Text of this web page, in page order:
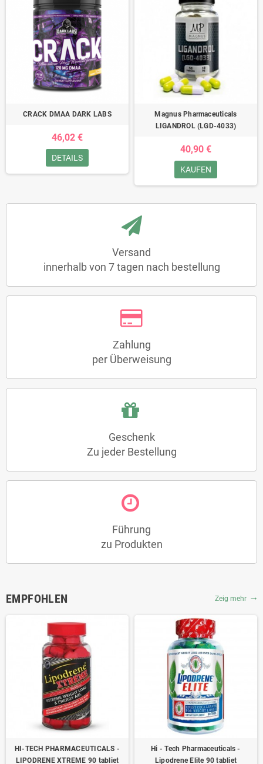
CRACK DMAA DARK LABS
46,02 €
DETAILS
Magnus Pharmaceuticals
LIGANDROL (LGD-4033)
40,90 €
KAUFEN
Versand
innerhalb von 7 tagen nach bestellung
Zahlung
per Überweisung
Geschenk
Zu jeder Bestellung
Führung
zu Produkten
EMPFOHLEN Zeig mehr trending_flat
HI-TECH PHARMACEUTICALS -
LIPODRENE XTREME 90 tabliet
Hi - Tech Pharmaceuticals -
Lipodrene Elite 90 tabliet